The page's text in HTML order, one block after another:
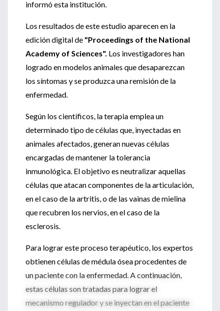
informó esta institución.
Los resultados de este estudio aparecen en la
edición digital de "Proceedings of the National
Academy of Sciences". Los investigadores han
logrado en modelos animales que desaparezcan
los síntomas y se produzca una remisión de la
enfermedad.
Según los científicos, la terapia emplea un
determinado tipo de células que, inyectadas en
animales afectados, generan nuevas células
encargadas de mantener la tolerancia
inmunológica. El objetivo es neutralizar aquellas
células que atacan componentes de la articulación,
en el caso de la artritis, o de las vainas de mielina
que recubren los nervios, en el caso de la
esclerosis.
Para lograr este proceso terapéutico, los expertos
obtienen células de médula ósea procedentes de
un paciente con la enfermedad. A continuación,
estas células son tratadas para lograr el
mecanismo regulador y se inyectan en el paciente